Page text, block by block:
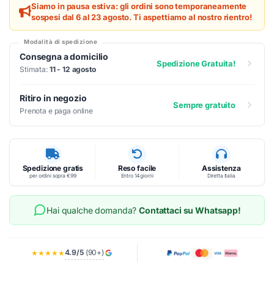
Siamo in pausa estiva: gli ordini sono temporaneamente
sospesi dal 6 al 23 agosto. Ti aspettiamo al nostro rientro!
Modalità di spedizione
Consegna a domicilio
Stimata: 11 - 12 agosto
Spedizione Gratuita!
Ritiro in negozio
Prenota e paga online
Sempre gratuito
Spedizione gratis
per ordini sopra €99
Reso facile
Entro 14 giorni
Assistenza
Diretta Italia
Hai qualche domanda?Contattaci su Whatsapp!
★★★★★4.9/5(90+)